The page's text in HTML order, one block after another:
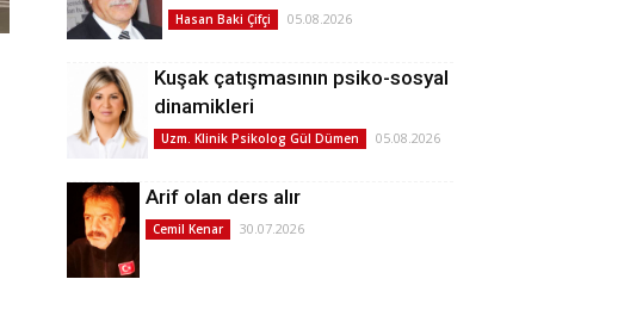
Hasan Baki Çifçi 05.08.2026
Kuşak çatışmasının psiko-sosyal
dinamikleri
Uzm. Klinik Psikolog Gül Dümen 05.08.2026
Arif olan ders alır
Cemil Kenar 30.07.2026